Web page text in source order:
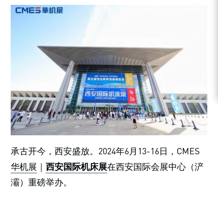
承古开今，西安盛放。2024年6月13-16日，CMES
华机展 ｜ 西安国际机床展在西安国际会展中心（浐
灞）重磅举办。